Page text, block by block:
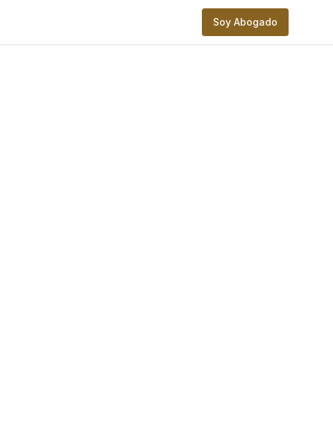
Soy Abogado